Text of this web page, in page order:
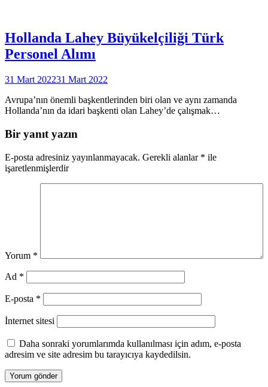
Hollanda Lahey Büyükelçiliği Türk
Personel Alımı
31 Mart 202231 Mart 2022
Avrupa’nın önemli başkentlerinden biri olan ve aynı zamanda
Hollanda’nın da idari başkenti olan Lahey’de çalışmak…
Bir yanıt yazın
E-posta adresiniz yayınlanmayacak. Gerekli alanlar * ile
işaretlenmişlerdir
Yorum *
Ad *
E-posta *
İnternet sitesi
Daha sonraki yorumlarımda kullanılması için adım, e-posta
adresim ve site adresim bu tarayıcıya kaydedilsin.